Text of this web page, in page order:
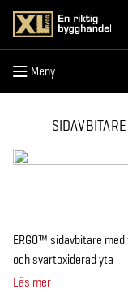
Meny
Meny
ERGO™ sidavbitare
och svartoxiderad yta
Läs mer